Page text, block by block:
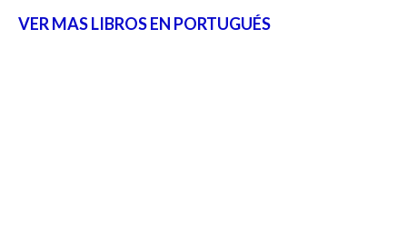
VER MAS LIBROS EN PORTUGUÉS